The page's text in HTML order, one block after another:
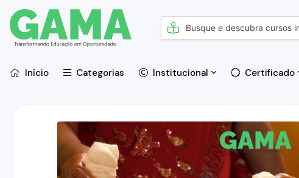
Início Categorias Institucional Certificado